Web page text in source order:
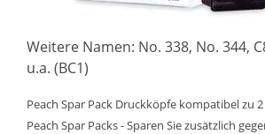
Weitere Namen: No. 338, No. 344,
u.a. (BC1)
Peach Spar Pack Druckköpfe kompatibel zu
Peach Spar Packs - Sparen Sie zusätzlich